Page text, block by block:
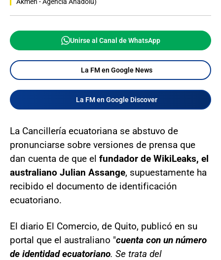
Unirse al Canal de WhatsApp
La FM en Google News
La FM en Google Discover
La Cancillería ecuatoriana se abstuvo de
pronunciarse sobre versiones de prensa que
dan cuenta de que el fundador de WikiLeaks, el
australiano Julian Assange, supuestamente ha
recibido el documento de identificación
ecuatoriano.
El diario El Comercio, de Quito, publicó en su
portal que el australiano "cuenta con un número
de identidad ecuatoriano. Se trata del